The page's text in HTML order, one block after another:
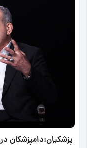
پزشکیان:دامپزشکان